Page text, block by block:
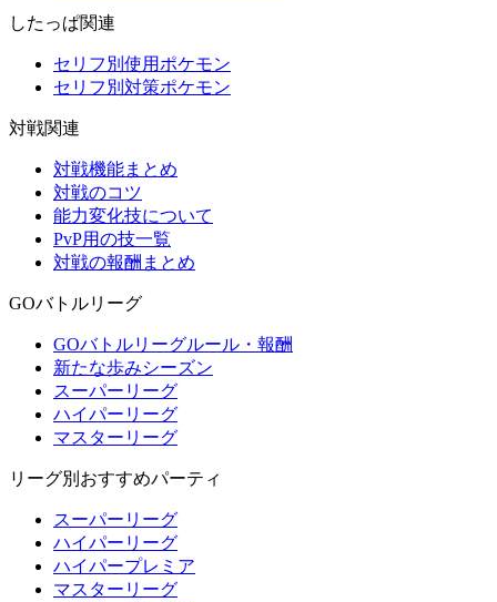
したっぱ関連
セリフ別使用ポケモン
セリフ別対策ポケモン
対戦関連
対戦機能まとめ
対戦のコツ
能力変化技について
PvP用の技一覧
対戦の報酬まとめ
GOバトルリーグ
GOバトルリーグルール・報酬
新たな歩みシーズン
スーパーリーグ
ハイパーリーグ
マスターリーグ
リーグ別おすすめパーティ
スーパーリーグ
ハイパーリーグ
ハイパープレミア
マスターリーグ